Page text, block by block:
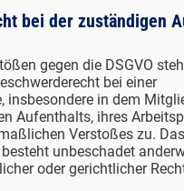
bei der zuständigen
gegen die DSGVO
bei einer
insbesondere in dem
Aufenthalts, ihres
Verstoßes zu. Das
unbeschadet
oder gerichtlicher